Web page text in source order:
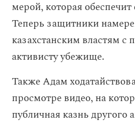
мерой, которая обеспечит
Теперь защитники
казахстанским властям с
активисту убежище.
Также Адам
просмотре видео, на
публичная казнь другого